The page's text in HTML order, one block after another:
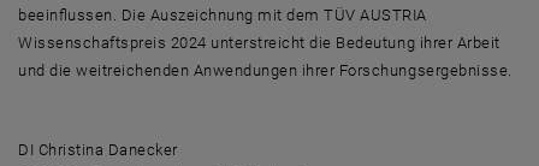
beeinflussen. Die Auszeichnung mit dem TÜV AUSTRIA
Wissenschaftspreis 2024 unterstreicht die Bedeutung ihrer Arbeit
und die weitreichenden Anwendungen ihrer Forschungsergebnisse.
DI Christina Danecker